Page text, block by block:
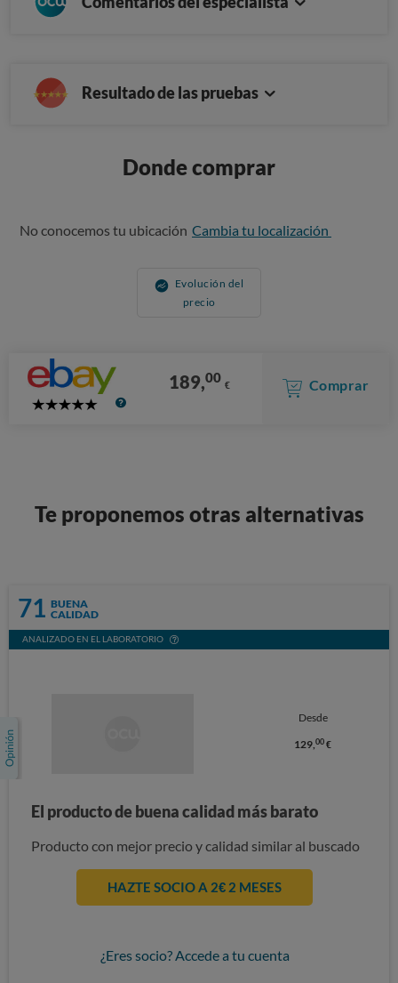
Resultado de las pruebas
Donde comprar
No conocemos tu ubicación Cambia tu localización
Evolución del
precio
5
189,00 € Comprar
Te proponemos otras alternativas
71 BUENA
CALIDAD
ANALIZADO EN EL LABORATORIO
Desde
129,00 €
El producto de buena calidad más barato
Producto con mejor precio y calidad similar al buscado
HAZTE SOCIO A 2€ 2 MESES
¿Eres socio? Accede a tu cuenta